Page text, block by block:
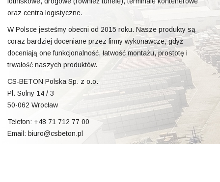
oraz centra logistyczne.
W Polsce jesteśmy obecni od 2015 roku. Nasze produkty są
coraz bardziej doceniane przez firmy wykonawcze, gdyż
doceniają one funkcjonalność, łatwość montażu, prostotę i
trwałość naszych produktów.
CS-BETON Polska Sp. z o.o.
Pl. Solny 14 / 3
50-062 Wrocław
Telefon: +48 71 712 77 00
Email: biuro@csbeton.pl